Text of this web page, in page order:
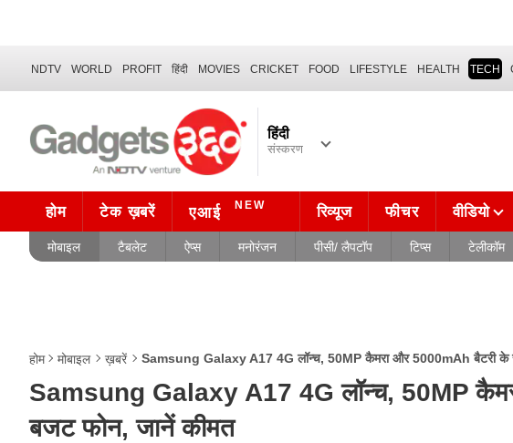
NDTV WORLD PROFIT हिंदी MOVIES CRICKET FOOD LIFESTYLE HEALTH TECH
हिंदी
संस्करण
होम टेक ख़बरें एआई NEW रिव्यूज फीचर वीडियो
मोबाइल टैबलेट ऐप्स मनोरंजन पीसी/ लैपटॉप टिप्स टेलीकॉम
होम मोबाइल ख़बरें Samsung Galaxy A17 4G लॉन्च, 50MP कैमरा और 5000mAh बैटरी के
Samsung Galaxy A17 4G लॉन्च, 50MP
बजट फोन, जानें कीमत